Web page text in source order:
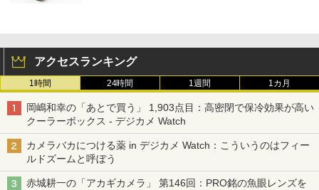
アクセスランキング
1時間 24時間 1週間 1カ月
岡嶋和幸の「あとで買う」 1,903点目：高密閉で保冷効果が高い
クーラーボックス - デジカメ Watch
カメラバカにつける薬 in デジカメ Watch：こういうのはフィー
ルドズームと呼ぼう
赤城耕一の「アカギカメラ」 第146回：PRO銘の魚眼レンズを